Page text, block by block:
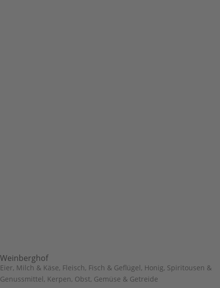
Weinberghof
Eier, Milch & Käse, Fleisch, Fisch & Geflügel, Honig, Spiritousen &
Genussmittel, Kerpen, Obst, Gemüse & Getreide